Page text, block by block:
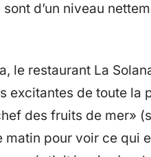
d’un niveau
le restaurant La
excitantes de toute la
des fruits de mer»
pour voir ce qui